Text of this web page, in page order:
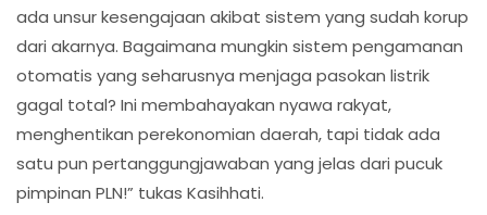
ada unsur kesengajaan akibat sistem yang sudah korup
dari akarnya. Bagaimana mungkin sistem pengamanan
otomatis yang seharusnya menjaga pasokan listrik
gagal total? Ini membahayakan nyawa rakyat,
menghentikan perekonomian daerah, tapi tidak ada
satu pun pertanggungjawaban yang jelas dari pucuk
pimpinan PLN!” tukas Kasihhati.